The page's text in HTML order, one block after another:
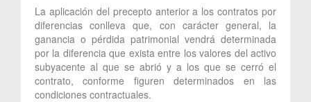
La aplicación del precepto anterior a los contratos por
diferencias conlleva que, con carácter general, la
ganancia o pérdida patrimonial vendrá determinada
por la diferencia que exista entre los valores del activo
subyacente al que se abrió y a los que se cerró el
contrato, conforme figuren determinados en las
condiciones contractuales.